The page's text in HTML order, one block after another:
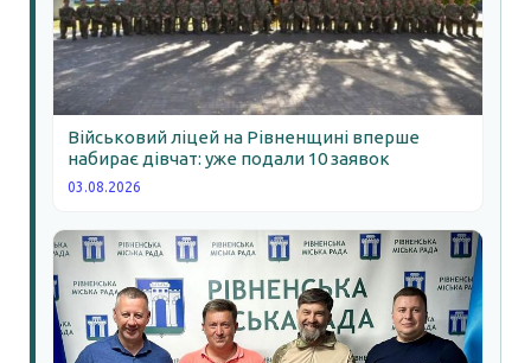
Військовий ліцей на Рівненщині вперше
набирає дівчат: уже подали 10 заявок
03.08.2026